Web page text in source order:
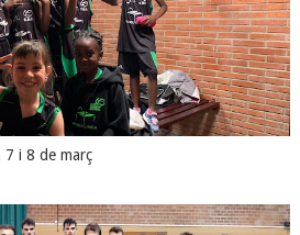
7 i 8 de març